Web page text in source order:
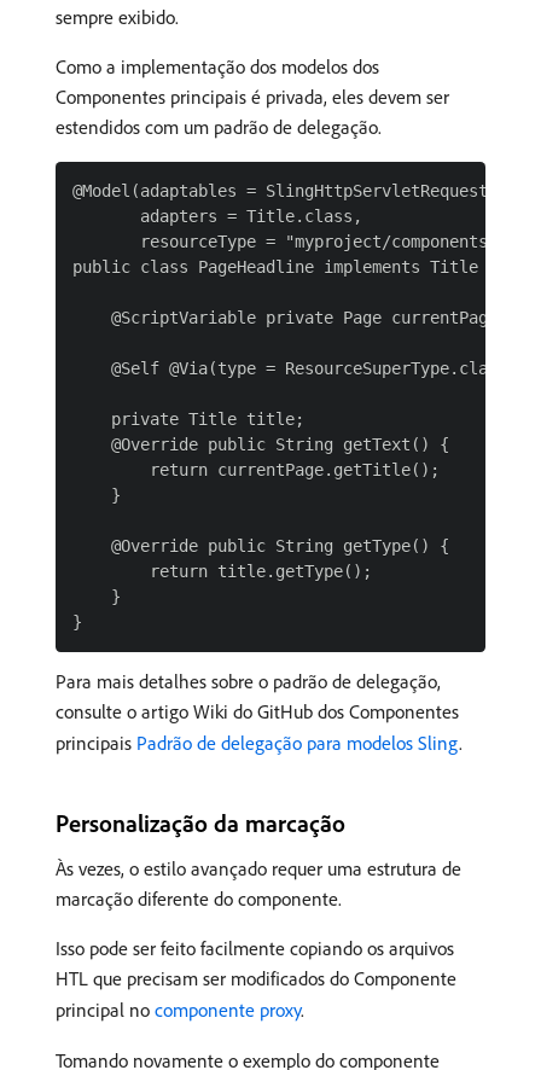
sempre exibido.
Como a implementação dos modelos dos
Componentes principais é privada, eles devem ser
estendidos com um padrão de delegação.
@Model(adaptables =
       adapters = Title.class,
resourceType = "myproject/components/
public class PageHeadline implements Title {
    @ScriptVariable private Page currentPage;
    @Self @Via(type = ResourceSuperType.class)
    private Title title;
    @Override public String getText() {
        return currentPage.getTitle();
    }
    @Override public String getType() {
        return title.getType();
    }
Para mais detalhes sobre o padrão de delegação,
consulte o artigo Wiki do GitHub dos Componentes
principais Padrão de delegação para modelos Sling.
Personalização da marcação
Às vezes, o estilo avançado requer uma estrutura de
marcação diferente do componente.
Isso pode ser feito facilmente copiando os arquivos
HTL que precisam ser modificados do Componente
principal no componente proxy.
Tomando novamente o exemplo do componente